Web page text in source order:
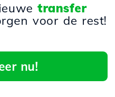
transfer
voor de rest!
nu!